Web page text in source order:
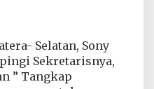
Selatan, Sony
Sekretarisnya,
” Tangkap